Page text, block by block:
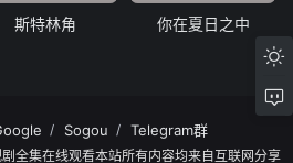
斯特林角 你在夏日之中
Sogou Telegram群
全集在线观看本站所有内容均来自互联网分享